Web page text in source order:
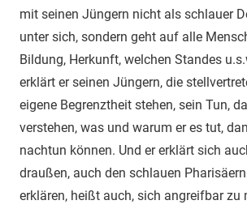
mit seinen Jüngern nicht als schlauer
unter sich, sondern geht auf alle
Bildung, Herkunft, welchen Standes
erklärt er seinen Jüngern, die
eigene Begrenztheit stehen, sein Tun,
verstehen, was und warum er es tut,
nachtun können. Und er erklärt sich
draußen, auch den schlauen
erklären, heißt auch, sich angreifbar zu